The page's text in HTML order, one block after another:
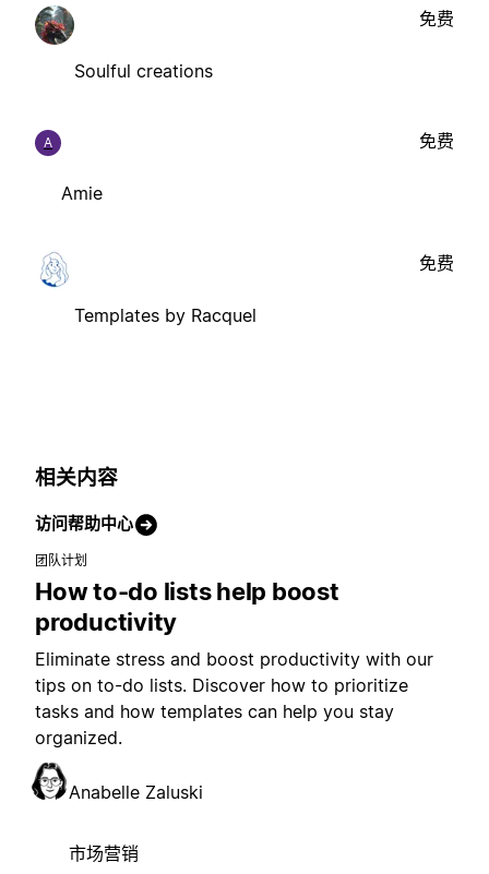
Soulful creations
免费
A
Amie
免费
Templates by Racquel
免费
相关内容
访问帮助中心
团队计划
How to-do lists help boost
productivity
Eliminate stress and boost productivity with our
tips on to-do lists. Discover how to prioritize
tasks and how templates can help you stay
organized.
Anabelle Zaluski
市场营销